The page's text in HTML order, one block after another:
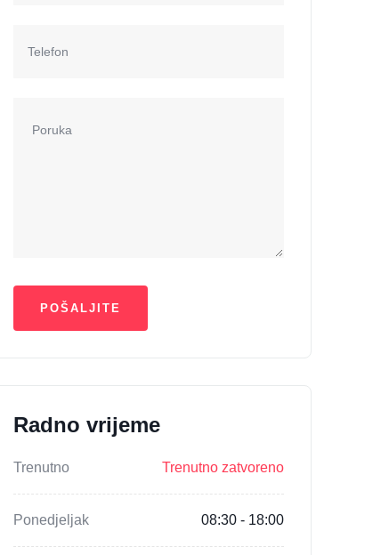
Radno vrijeme
Trenutno Trenutno zatvoreno
Ponedjeljak 08:30 - 18:00